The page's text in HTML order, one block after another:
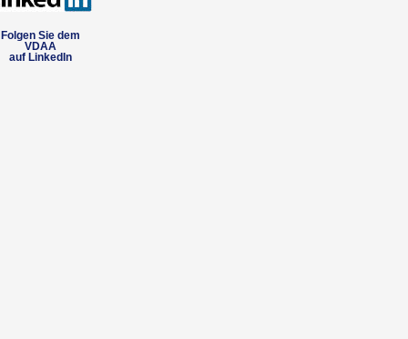
Folgen Sie dem
VDAA
auf LinkedIn